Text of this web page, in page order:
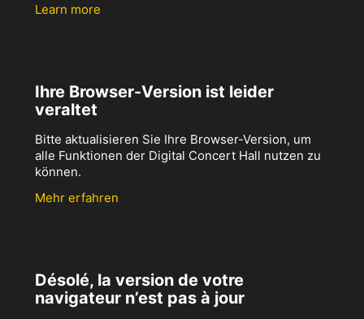
Learn more
Ihre Browser-Version ist leider
veraltet
Bitte aktualisieren Sie Ihre Browser-Version, um
alle Funktionen der Digital Concert Hall nutzen zu
können.
Mehr erfahren
Désolé, la version de votre
navigateur n’est pas à jour